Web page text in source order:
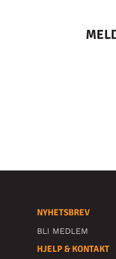
NYHETSBREV
BLI MEDLEM
HJELP & KONTAKT